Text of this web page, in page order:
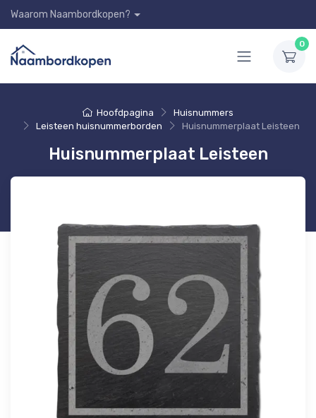
Waarom Naambordkopen?
0
Hoofdpagina
Huisnummers
Leisteen huisnummerborden
Huisnummerplaat Leisteen
Huisnummerplaat Leisteen